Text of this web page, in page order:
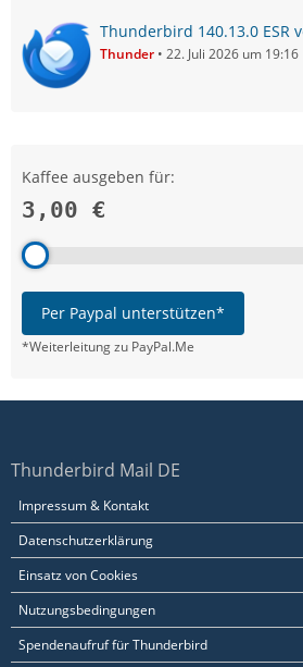
Thunderbird 140.13.0 ESR
Thunder 22. Juli 2026 um 19:16
Kaffee ausgeben für:
3,00 €
Per Paypal unterstützen*
*Weiterleitung zu PayPal.Me
Thunderbird Mail DE
Impressum & Kontakt
Datenschutzerklärung
Einsatz von Cookies
Nutzungsbedingungen
Spendenaufruf für Thunderbird